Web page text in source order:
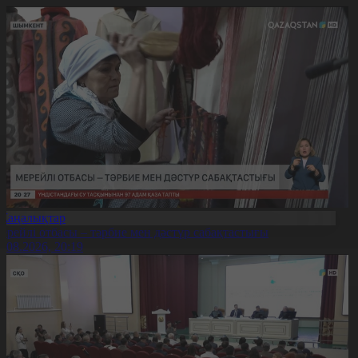
отбасы – тәрбие мен дәстүр сабақтастығы
20:19